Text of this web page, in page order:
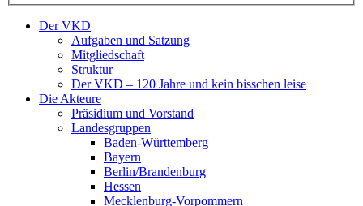
Der VKD
Aufgaben und Satzung
Mitgliedschaft
Struktur
Der VKD – 120 Jahre und kein bisschen leise
Die Akteure
Präsidium und Vorstand
Landesgruppen
Baden-Württemberg
Bayern
Berlin/Brandenburg
Hessen
Mecklenburg-Vorpommern